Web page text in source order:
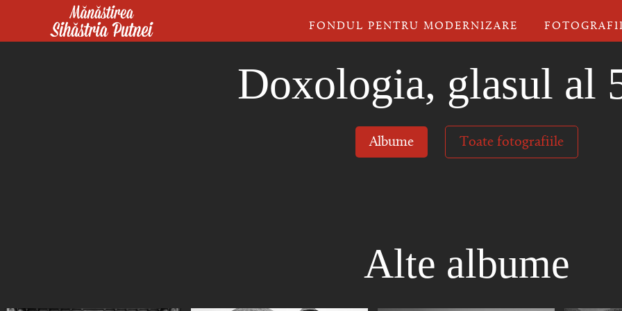
Mergi la conţinutul principal
FONDUL PENTRU MODERNIZARE FOTOGRAFII
Doxologia, glasul al
Albume Toate fotografiile
Alte albume